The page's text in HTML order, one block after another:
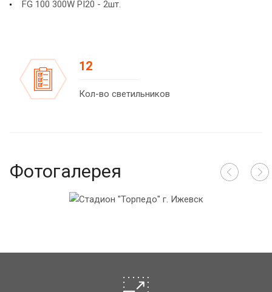
FG 100 300W PI20 - 2шт.
12
Кол-во светильников
Фотогалерея